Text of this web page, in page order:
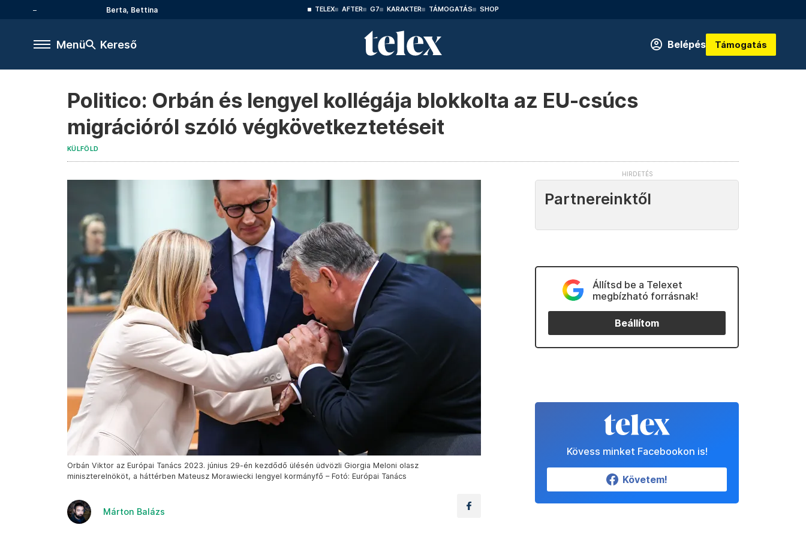
Berta, Bettina TELEX AFTER G7 KARAKTER TÁMOGATÁS SHOP
Menü Kereső Belépés Támogatás
Politico: Orbán és lengyel kollégája blokkolta az EU-csúcs
migrációról szóló végkövetkeztetéseit
KÜLFÖLD
Orbán Viktor az Európai Tanács 2023. június 29-én kezdődő ülésén üdvözli Giorgia Meloni olasz
miniszterelnököt, a háttérben Mateusz Morawiecki lengyel kormányfő – Fotó: Európai Tanács
Márton Balázs
Partnereinktől
Állítsd be a Telexet
megbízható forrásnak!
Beállítom
Kövess minket Facebookon is!
Követem!